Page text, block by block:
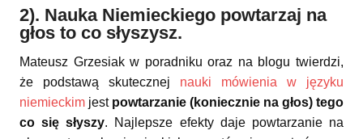
2). Nauka Niemieckiego powtarzaj na
głos to co słyszysz.
Mateusz Grzesiak w poradniku oraz na blogu twierdzi,
że podstawą skutecznej nauki mówienia w języku
niemieckim jest powtarzanie (koniecznie na głos) tego
co się słyszy. Najlepsze efekty daje powtarzanie na